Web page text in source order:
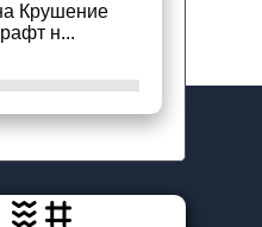
Крушение
н...